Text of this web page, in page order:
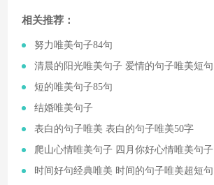
相关推荐：
​努力唯美句子84句
​清晨的阳光唯美句子 爱情的句子唯美短句
​短的唯美句子85句
​结婚唯美句子
​表白的句子唯美 表白的句子唯美50字
​爬山心情唯美句子 四月你好心情唯美句子
​时间好句经典唯美 时间的句子唯美超短句